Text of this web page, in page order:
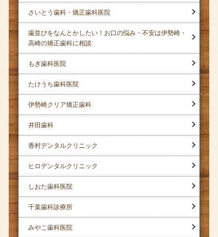
さいとう歯科・矯正歯科医院
歯並びをなんとかしたい！お口の悩み・不安は伊勢崎・
高崎の矯正歯科に相談
もぎ歯科医院
たけうち歯科医院
伊勢崎クリア矯正歯科
井田歯科
香村デンタルクリニック
ヒロデンタルクリニック
しおた歯科医院
千葉歯科診療所
みやこ歯科医院